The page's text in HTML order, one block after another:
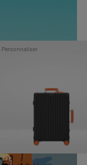
Personnaliser